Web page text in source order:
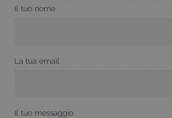
Il tuo nome
La tua email
Il tuo messaggio